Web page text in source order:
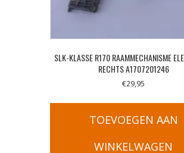
SLK-KLASSE R170 RAAMMECHANISME
RECHTS A1707201246
€29,95
TOEVOEGEN AAN
WINKELWAGEN